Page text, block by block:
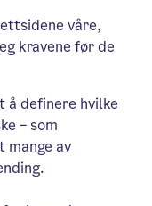
våre,
kravene før de
å definere hvilke
– som
mange av